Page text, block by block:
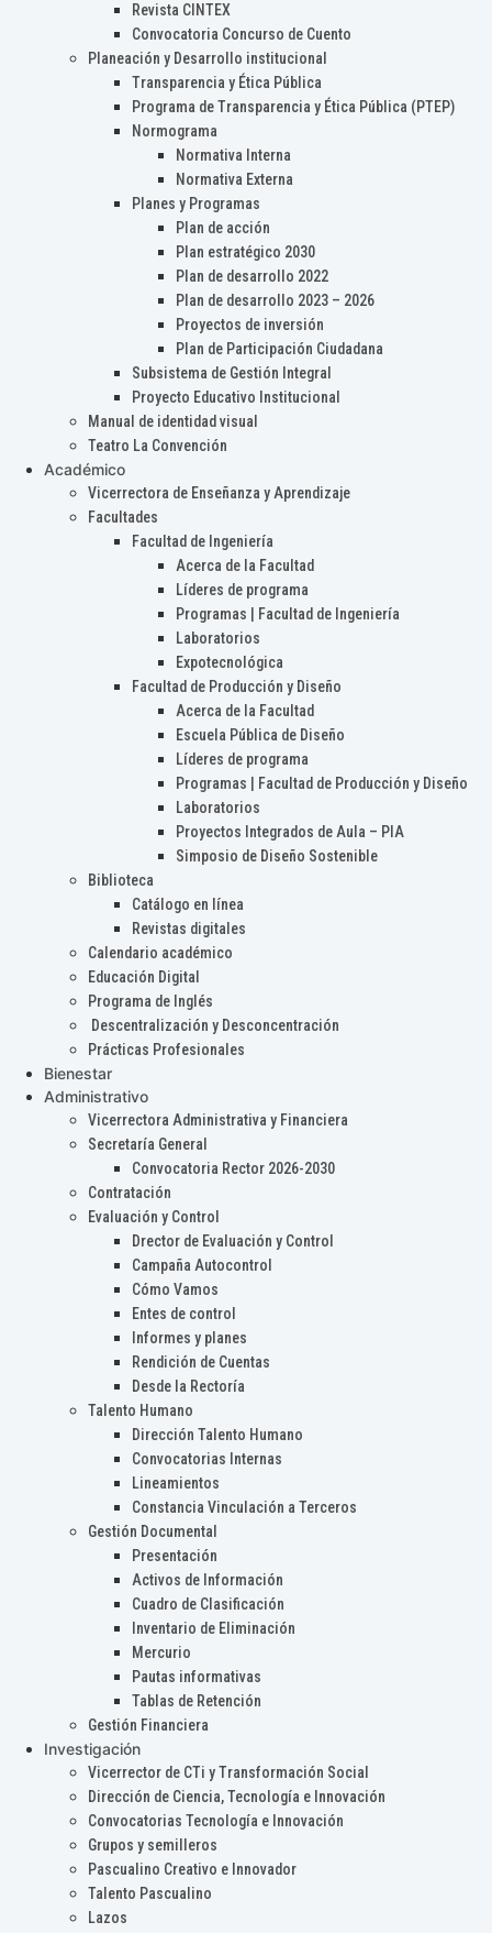
Revista CINTEX
Convocatoria Concurso de Cuento
Planeación y Desarrollo institucional
Transparencia y Ética Pública
Programa de Transparencia y Ética Pública (PTEP)
Normograma
Normativa Interna
Normativa Externa
Planes y Programas
Plan de acción
Plan estratégico 2030
Plan de desarrollo 2022
Plan de desarrollo 2023 – 2026
Proyectos de inversión
Plan de Participación Ciudadana
Subsistema de Gestión Integral
Proyecto Educativo Institucional
Manual de identidad visual
Teatro La Convención
Académico
Vicerrectora de Enseñanza y Aprendizaje
Facultades
Facultad de Ingeniería
Acerca de la Facultad
Líderes de programa
Programas | Facultad de Ingeniería
Laboratorios
Expotecnológica
Facultad de Producción y Diseño
Acerca de la Facultad
Escuela Pública de Diseño
Líderes de programa
Programas | Facultad de Producción y Diseño
Laboratorios
Proyectos Integrados de Aula – PIA
Simposio de Diseño Sostenible
Biblioteca
Catálogo en línea
Revistas digitales
Calendario académico
Educación Digital
Programa de Inglés
Descentralización y Desconcentración
Prácticas Profesionales
Bienestar
Administrativo
Vicerrectora Administrativa y Financiera
Secretaría General
Convocatoria Rector 2026-2030
Contratación
Evaluación y Control
Drector de Evaluación y Control
Campaña Autocontrol
Cómo Vamos
Entes de control
Informes y planes
Rendición de Cuentas
Desde la Rectoría
Talento Humano
Dirección Talento Humano
Convocatorias Internas
Lineamientos
Constancia Vinculación a Terceros
Gestión Documental
Presentación
Activos de Información
Cuadro de Clasificación
Inventario de Eliminación
Mercurio
Pautas informativas
Tablas de Retención
Gestión Financiera
Investigación
Vicerrector de CTi y Transformación Social
Dirección de Ciencia, Tecnología e Innovación
Convocatorias Tecnología e Innovación
Grupos y semilleros
Pascualino Creativo e Innovador
Talento Pascualino
Lazos